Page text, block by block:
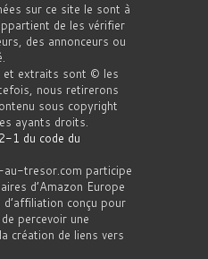
sur ce site le sont à
de les vérifier
des annonceurs ou
et extraits sont © les
nous retirerons
sous copyright
ayants droits.
1 du code du
tresor.com participe
d’Amazon Europe
conçu pour
percevoir une
création de liens vers